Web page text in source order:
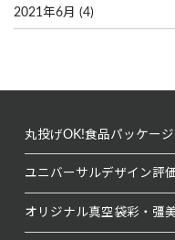
2021年6月 (4)
丸投げOK!食品パッケージ
ユニバーサルデザイン評
オリジナル真空袋彩・彊